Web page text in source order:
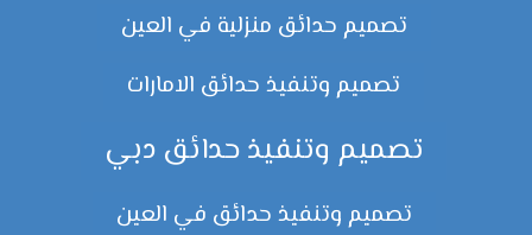
تصميم حدائق منزلية في العين
تصميم وتنفيذ حدائق الامارات
تصميم وتنفيذ حدائق دبي
تصميم وتنفيذ حدائق في العين